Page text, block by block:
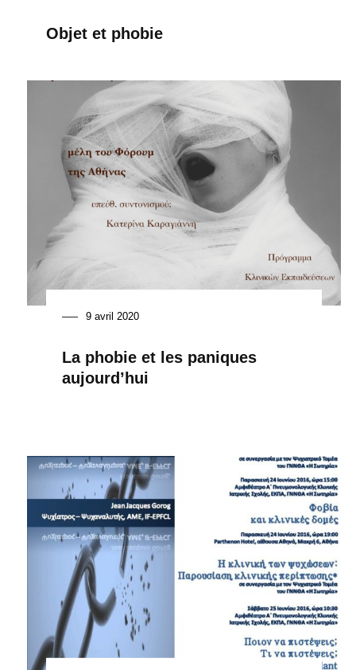
Objet et phobie
9 avril 2020
La phobie et les paniques
aujourd’hui